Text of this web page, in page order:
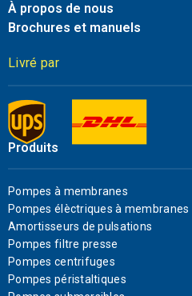
À propos de nous
Brochures et manuels
Livré par
Produits
Pompes à membranes
Pompes élèctriques à membranes
Amortisseurs de pulsations
Pompes filtre presse
Pompes centrifuges
Pompes péristaltiques